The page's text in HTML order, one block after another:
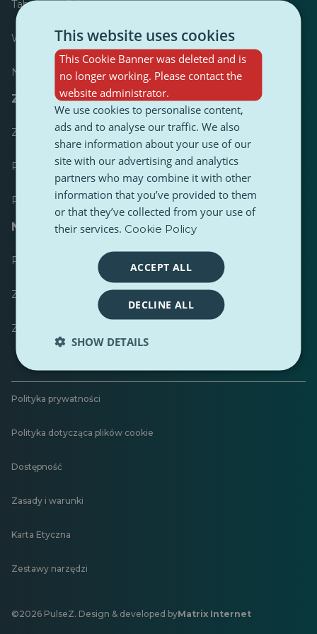
Tabela wyników
Większość opublikowanych
Najczęściej śledzony
Zasoby dla dziennikarzy
Zestawy narzędzi
Przewodnik stylistyczny treści PulseZ
Przewodnik po postach dla współtwórców PulseZ
Najczęściej zadawane pytania
Prześlij żądanie
Zgłoś problem
Zostaw opinię
Polityka prywatności
Polityka dotycząca plików cookie
Dostępność
Zasady i warunki
Karta Etyczna
Zestawy narzędzi
©2026 PulseZ. Design & developed byMatrix Internet
Otwiera
This website uses cookies
This Cookie Banner was deleted and is
no longer working. Please contact the
website administrator.
We use cookies to personalise content,
ads and to analyse our traffic. We also
share information about your use of our
site with our advertising and analytics
partners who may combine it with other
information that you’ve provided to them
or that they’ve collected from your use of
their services. Cookie Policy
ACCEPT ALL
DECLINE ALL
SHOW DETAILS